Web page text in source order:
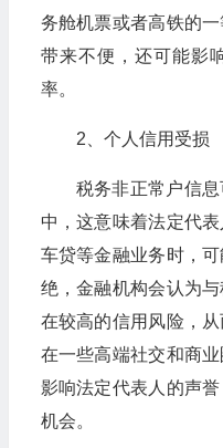
务舱机票或者高铁的
带来不便，还可能影
率。
2、个人信用受损
税务非正常户信
中，这意味着法定代
车贷等金融业务时，
绝，金融机构会认为
在较高的信用风险，
在一些高端社交和商
影响法定代表人的声
机会。